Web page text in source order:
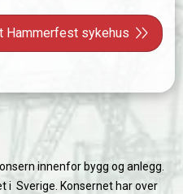
til forprosjekt Hammerfest
Hammerfest sykehus
innenfor bygg og anlegg.
i Sverige. Konsernet har over